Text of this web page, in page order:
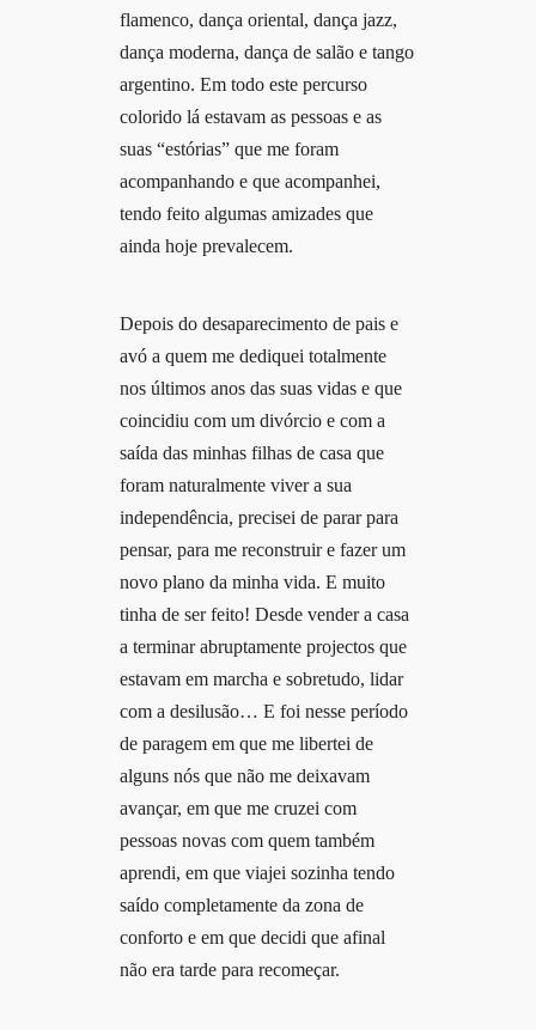
flamenco, dança oriental, dança jazz,
dança moderna, dança de salão e tango
argentino. Em todo este percurso
colorido lá estavam as pessoas e as
suas “estórias” que me foram
acompanhando e que acompanhei,
tendo feito algumas amizades que
ainda hoje prevalecem.
Depois do desaparecimento de pais e
avó a quem me dediquei totalmente
nos últimos anos das suas vidas e que
coincidiu com um divórcio e com a
saída das minhas filhas de casa que
foram naturalmente viver a sua
independência, precisei de parar para
pensar, para me reconstruir e fazer um
novo plano da minha vida. E muito
tinha de ser feito! Desde vender a casa
a terminar abruptamente projectos que
estavam em marcha e sobretudo, lidar
com a desilusão… E foi nesse período
de paragem em que me libertei de
alguns nós que não me deixavam
avançar, em que me cruzei com
pessoas novas com quem também
aprendi, em que viajei sozinha tendo
saído completamente da zona de
conforto e em que decidi que afinal
não era tarde para recomeçar.